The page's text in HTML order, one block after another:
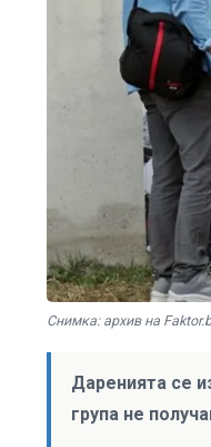
Снимка: архив на
Даренията се
група не